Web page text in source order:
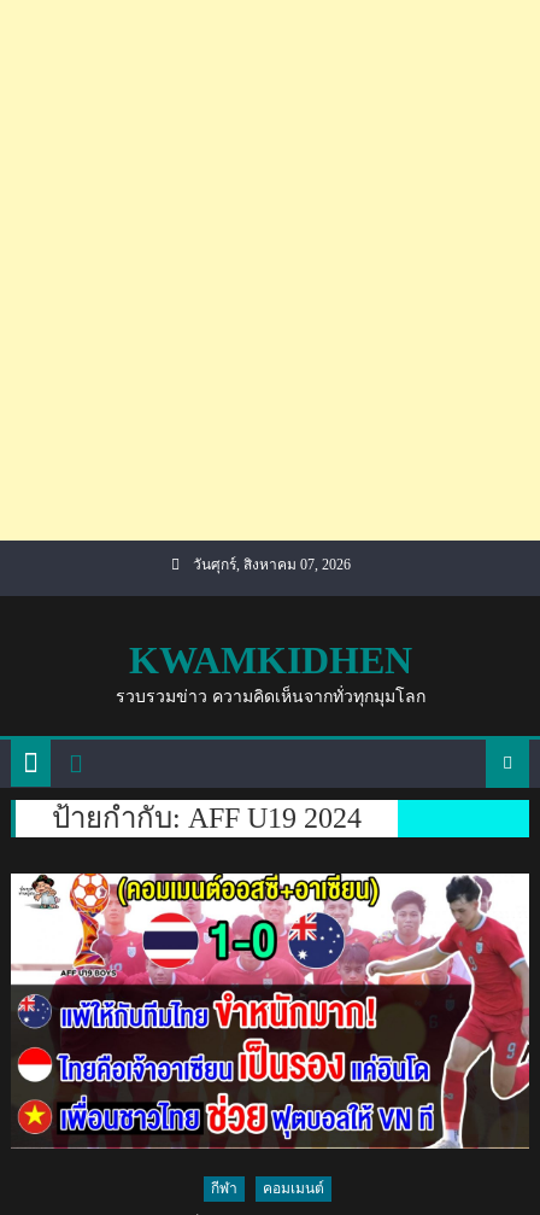
วันศุกร์, สิงหาคม 07, 2026
KWAMKIDHEN
รวบรวมข่าว ความคิดเห็นจากทั่วทุกมุมโลก
ป้ายกำกับ: AFF U19 2024
กีฬา คอมเมนต์